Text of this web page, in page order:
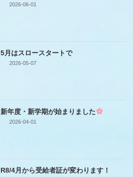
2026-06-01
5月はスロースタートで
2026-05-07
新年度・新学期が始まりました
2026-04-01
R8/4月から受給者証が変わります！